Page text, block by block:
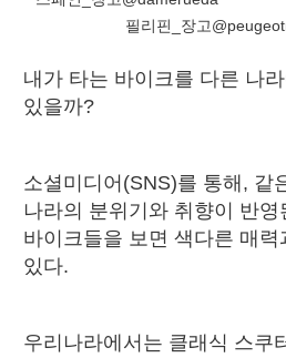
필리핀_장고
내가 타는 바이크를 다른 나
있을까?
소셜미디어(SNS)를 통해, 같
나라의 분위기와 취향이 반영
바이크들을 보면 색다른 매
있다.
우리나라에서는 클래식 스쿠